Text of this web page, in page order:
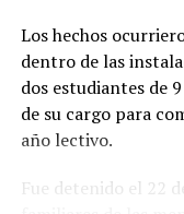
Los hechos
dentro de las
dos estudiantes de
de su cargo para
año lectivo.
Fue detenido el 22